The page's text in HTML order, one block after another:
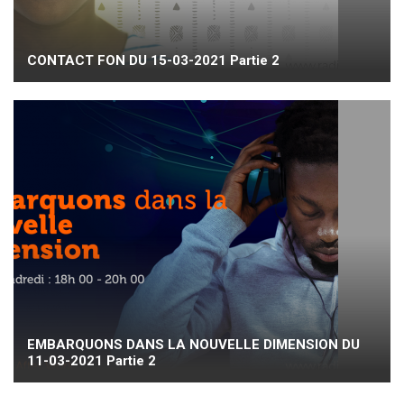
CONTACT FON DU 15-03-2021 Partie 2
EMBARQUONS DANS LA NOUVELLE DIMENSION DU
11-03-2021 Partie 2